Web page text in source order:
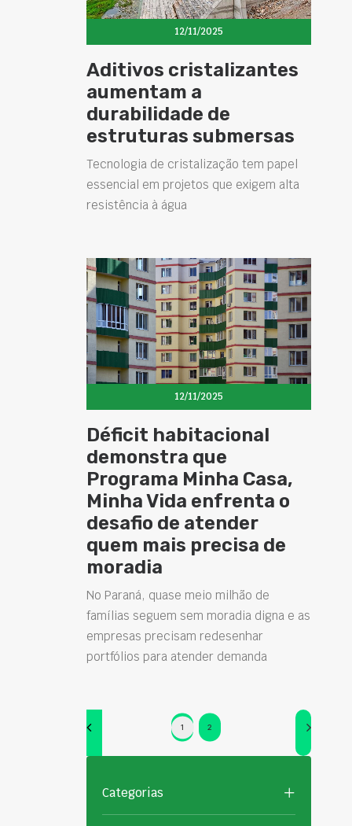
12/11/2025
Aditivos cristalizantes
aumentam a
durabilidade de
estruturas submersas
Tecnologia de cristalização tem papel
essencial em projetos que exigem alta
resistência à água
12/11/2025
Déficit habitacional
demonstra que
Programa Minha Casa,
Minha Vida enfrenta o
desafio de atender
quem mais precisa de
moradia
No Paraná, quase meio milhão de
famílias seguem sem moradia digna e as
empresas precisam redesenhar
portfólios para atender demanda
1 2
Categorias